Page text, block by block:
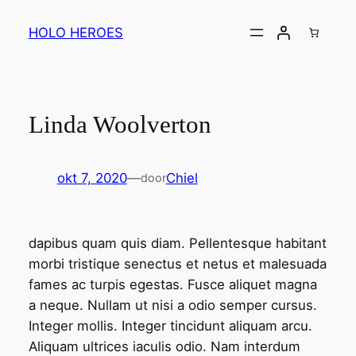
HOLO HEROES
Linda Woolverton
okt 7, 2020—doorChiel
dapibus quam quis diam. Pellentesque habitant
morbi tristique senectus et netus et malesuada
fames ac turpis egestas. Fusce aliquet magna
a neque. Nullam ut nisi a odio semper cursus.
Integer mollis. Integer tincidunt aliquam arcu.
Aliquam ultrices iaculis odio. Nam interdum